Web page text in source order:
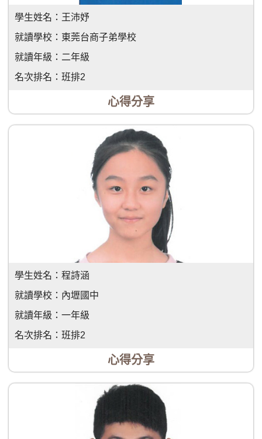
學生姓名： 王沛妤
就讀學校： 東莞台商子弟學校
就讀年級： 二年級
名次排名： 班排2
心得分享
學生姓名： 程詩涵
就讀學校： 內壢國中
就讀年級： 一年級
名次排名： 班排2
心得分享